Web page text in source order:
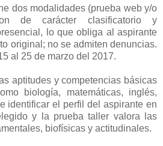
dos modalidades (prueba web y/o
de carácter clasificatorio y
lo que obliga al aspirante
original; no se admiten denuncias.
al 25 de marzo del 2017.
aptitudes y competencias básicas
biología, matemáticas, inglés,
identificar el perfil del aspirante en
y la prueba taller valora las
biofísicas y actitudinales.